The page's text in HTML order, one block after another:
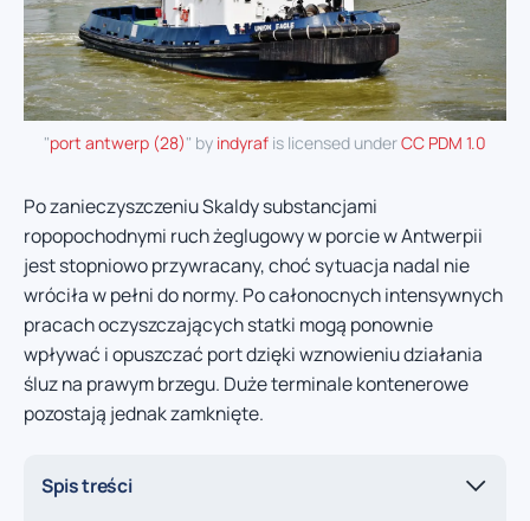
"port antwerp (28)" by indyraf is licensed underCC PDM 1.0
Po zanieczyszczeniu Skaldy substancjami
ropopochodnymi ruch żeglugowy w porcie w Antwerpii
jest stopniowo przywracany, choć sytuacja nadal nie
wróciła w pełni do normy. Po całonocnych intensywnych
pracach oczyszczających statki mogą ponownie
wpływać i opuszczać port dzięki wznowieniu działania
śluz na prawym brzegu. Duże terminale kontenerowe
pozostają jednak zamknięte.
Spis treści